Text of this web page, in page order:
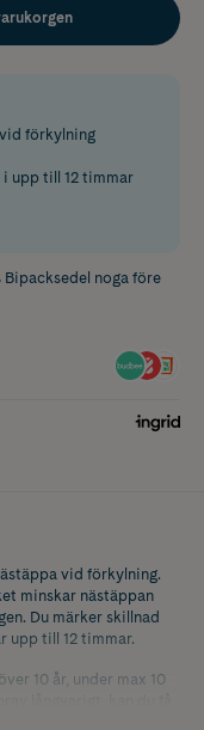
förkylning
upp till 12 timmar
Bipacksedel noga före
vid förkylning.
minskar nästäppan
Du märker skillnad
upp till 12 timmar.
10 år, under max 10